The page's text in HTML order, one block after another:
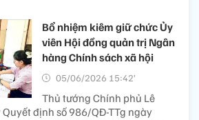
Bổ nhiệm kiêm giữ chức Ủy
viên Hội đồng quản trị Ngân
hàng Chính sách xã hội
05/06/2026 15:42’
Thủ tướng Chính phủ Lê
định số 986/QĐ-TTg ngày